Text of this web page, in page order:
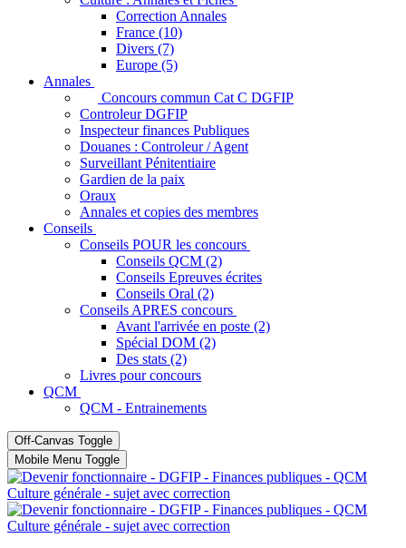
Correction Annales
France (10)
Divers (7)
Europe (5)
Annales
Concours commun Cat C DGFIP
Controleur DGFIP
Inspecteur finances Publiques
Douanes : Controleur / Agent
Surveillant Pénitentiaire
Gardien de la paix
Oraux
Annales et copies des membres
Conseils
Conseils POUR les concours
Conseils QCM (2)
Conseils Epreuves écrites
Conseils Oral (2)
Conseils APRES concours
Avant l'arrivée en poste (2)
Spécial DOM (2)
Des stats (2)
Livres pour concours
QCM
QCM - Entrainements
Off-Canvas Toggle
Mobile Menu Toggle